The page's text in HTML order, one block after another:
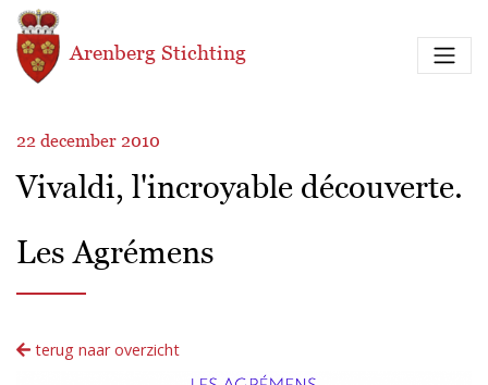
Overslaan en naar de inhoud gaan
Arenberg Stichting
22 december 2010
Vivaldi, l'incroyable découverte.
Les Agrémens
terug naar overzicht